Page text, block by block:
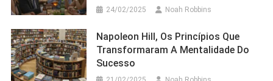
24/02/2025 Noah Robbins
Napoleon Hill, Os Princípios Que
Transformaram A Mentalidade Do
Sucesso